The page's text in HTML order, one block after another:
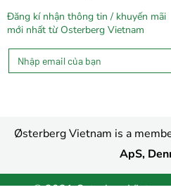
Đăng kí nhận thông tin / khuyến mãi
mới nhất từ Osterberg Vietnam
Østerberg Vietnam is a
ApS,
© 2021